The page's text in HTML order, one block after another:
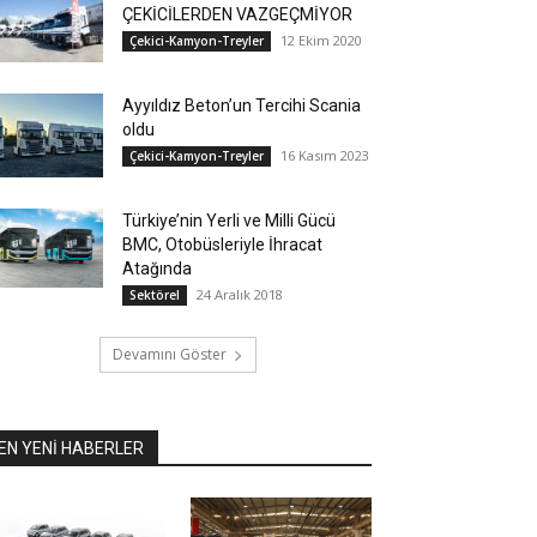
ÇEKİCİLERDEN VAZGEÇMİYOR
Çekici-Kamyon-Treyler 12 Ekim 2020
Ayyıldız Beton’un Tercihi Scania
oldu
Çekici-Kamyon-Treyler 16 Kasım 2023
Türkiye’nin Yerli ve Milli Gücü
BMC, Otobüsleriyle İhracat
Atağında
Sektörel 24 Aralık 2018
Devamını Göster
YENİ HABERLER